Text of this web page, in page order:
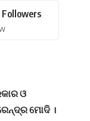
Followers
ଓ
ମୋଦି ।